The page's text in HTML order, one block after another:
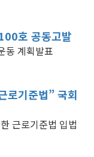
호 공동고발
동 계획발표
로기준법” 국회
근로기준법 입법